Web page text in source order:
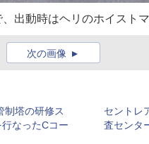
出動時はヘリのホイスト
次の画像
制塔の研修ス
なったCコー
セントレ
査センタ